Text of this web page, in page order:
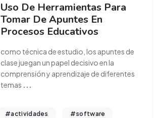
Uso De Herramientas Para
Tomar De Apuntes En
Procesos Educativos
como técnica de estudio, los apuntes de
clase juegan un papel decisivo en la
comprensión y aprendizaje de diferentes
temas ...
#actividades #software